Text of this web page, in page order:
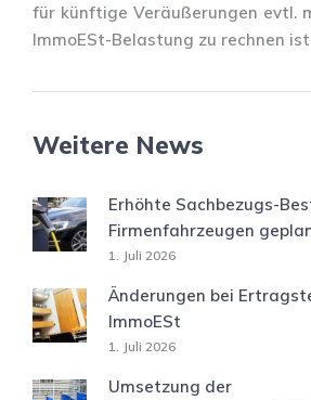
für künftige Veräußerungen evtl.
ImmoESt-Belastung zu rechnen
Weitere News
Erhöhte Sachbezugs-
Firmenfahrzeugen
1. Juli 2026
Änderungen bei
ImmoESt
1. Juli 2026
Umsetzung der